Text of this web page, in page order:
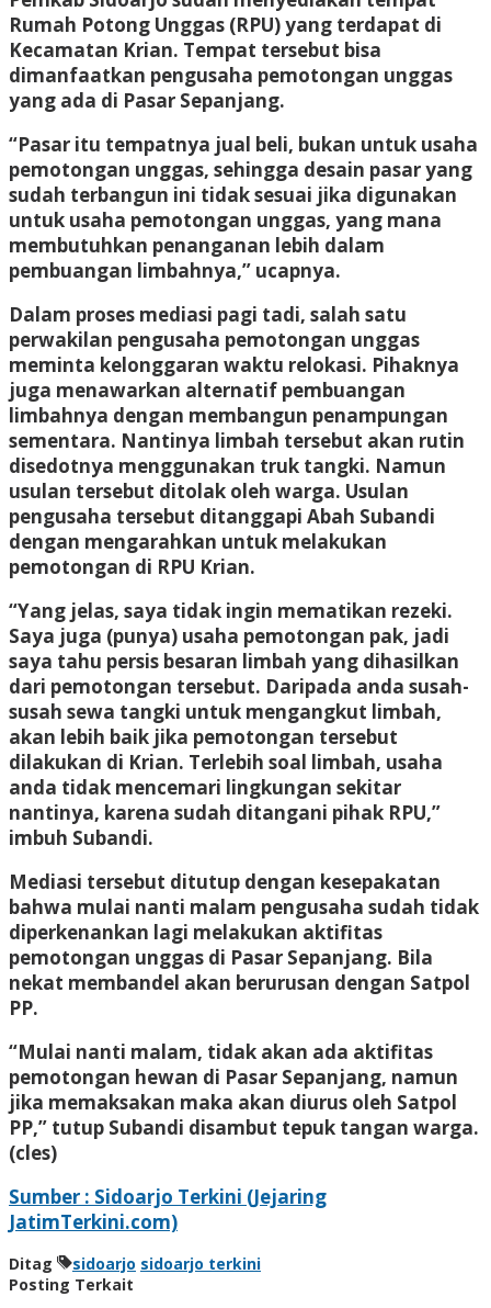
Rumah Potong Unggas (RPU) yang terdapat di
Kecamatan Krian. Tempat tersebut bisa
dimanfaatkan pengusaha pemotongan unggas
yang ada di Pasar Sepanjang.
“Pasar itu tempatnya jual beli, bukan untuk usaha
pemotongan unggas, sehingga desain pasar yang
sudah terbangun ini tidak sesuai jika digunakan
untuk usaha pemotongan unggas, yang mana
membutuhkan penanganan lebih dalam
pembuangan limbahnya,” ucapnya.
Dalam proses mediasi pagi tadi, salah satu
perwakilan pengusaha pemotongan unggas
meminta kelonggaran waktu relokasi. Pihaknya
juga menawarkan alternatif pembuangan
limbahnya dengan membangun penampungan
sementara. Nantinya limbah tersebut akan rutin
disedotnya menggunakan truk tangki. Namun
usulan tersebut ditolak oleh warga. Usulan
pengusaha tersebut ditanggapi Abah Subandi
dengan mengarahkan untuk melakukan
pemotongan di RPU Krian.
“Yang jelas, saya tidak ingin mematikan rezeki.
Saya juga (punya) usaha pemotongan pak, jadi
saya tahu persis besaran limbah yang dihasilkan
dari pemotongan tersebut. Daripada anda susah-
susah sewa tangki untuk mengangkut limbah,
akan lebih baik jika pemotongan tersebut
dilakukan di Krian. Terlebih soal limbah, usaha
anda tidak mencemari lingkungan sekitar
nantinya, karena sudah ditangani pihak RPU,”
imbuh Subandi.
Mediasi tersebut ditutup dengan kesepakatan
bahwa mulai nanti malam pengusaha sudah tidak
diperkenankan lagi melakukan aktifitas
pemotongan unggas di Pasar Sepanjang. Bila
nekat membandel akan berurusan dengan Satpol
PP.
“Mulai nanti malam, tidak akan ada aktifitas
pemotongan hewan di Pasar Sepanjang, namun
jika memaksakan maka akan diurus oleh Satpol
PP,” tutup Subandi disambut tepuk tangan warga.
(cles)
Sumber : Sidoarjo Terkini (Jejaring
JatimTerkini.com)
Ditag sidoarjo sidoarjo terkini
Posting Terkait